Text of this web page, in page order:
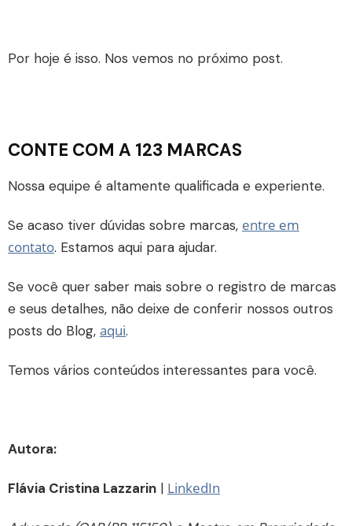
Por hoje é isso. Nos vemos no próximo post.
CONTE COM A 123 MARCAS
Nossa equipe é altamente qualificada e experiente.
Se acaso tiver dúvidas sobre marcas, entre em
contato. Estamos aqui para ajudar.
Se você quer saber mais sobre o registro de marcas
e seus detalhes, não deixe de conferir nossos outros
posts do Blog, aqui.
Temos vários conteúdos interessantes para você.
Autora:
Flávia Cristina Lazzarin | LinkedIn